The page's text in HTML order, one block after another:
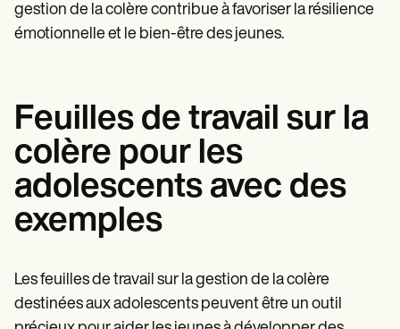
gestion de la colère contribue à favoriser la résilience
émotionnelle et le bien-être des jeunes.
Feuilles de travail sur la
colère pour les
adolescents avec des
exemples
Les feuilles de travail sur la gestion de la colère
destinées aux adolescents peuvent être un outil